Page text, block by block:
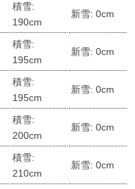
積雪:
190cm
新雪: 0cm
積雪:
195cm
新雪: 0cm
積雪:
195cm
新雪: 0cm
積雪:
200cm
新雪: 0cm
積雪:
210cm
新雪: 0cm